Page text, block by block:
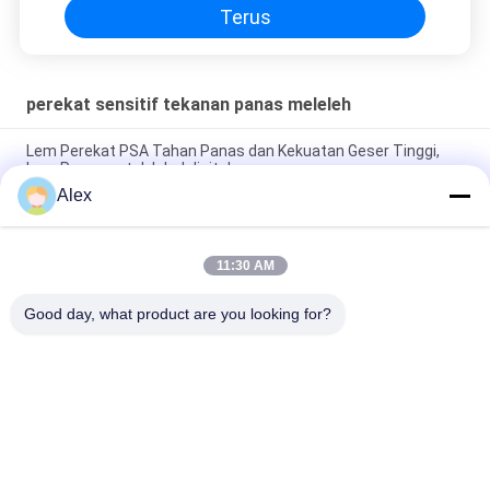
Terus
perekat sensitif tekanan panas meleleh
Lem Perekat PSA Tahan Panas dan Kekuatan Geser Tinggi,
Lem Panas untuk label digital
Lem PSA Tahan Panas Dan Kekuatan Geser Tinggi, Lem
Meleleh Panas
Top Sheet Nonwoven Laminasi Dengan PE Film Bonding Hot
Alex
11:30 AM
Good day, what product are you looking for?